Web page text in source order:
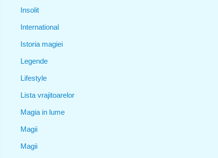
Insolit
International
Istoria magiei
Legende
Lifestyle
Lista vrajitoarelor
Magia in lume
Magii
Magii